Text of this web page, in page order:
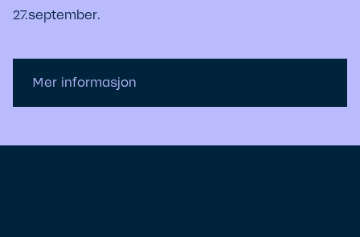
27.september.
Mer informasjon